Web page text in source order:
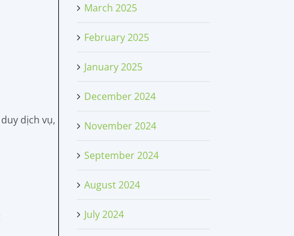
dịch vụ,
March 2025
February 2025
January 2025
December 2024
November 2024
September 2024
August 2024
July 2024